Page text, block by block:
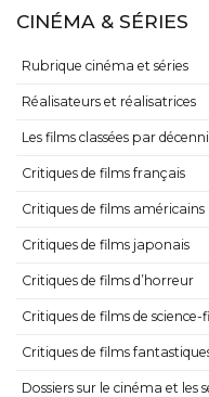
CINÉMA & SÉRIES
Rubrique cinéma et séries
Réalisateurs et réalisatrices
Les films classées par
Critiques de films français
Critiques de films américains
Critiques de films japonais
Critiques de films d’horreur
Critiques de films de science-
Critiques de films
Dossiers sur le cinéma et les